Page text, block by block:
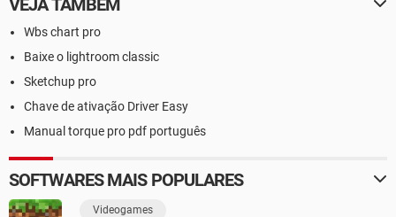
Wbs chart pro
Baixe o lightroom classic
Sketchup pro
Chave de ativação Driver Easy
Manual torque pro pdf português
SOFTWARES MAIS POPULARES
Videogames